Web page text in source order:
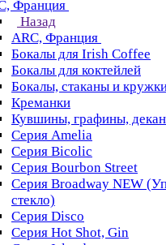
Франция
Назад
ARC, Франция
Бокалы для Irish Coffee
Бокалы для коктейлей
Бокалы, стаканы и
Креманки
Кувшины, графины,
Серия Amelia
Серия Bicolic
Серия Bourbon Street
Серия Broadway NEW
стекло)
Серия Disco
Серия Hot Shot, Gin